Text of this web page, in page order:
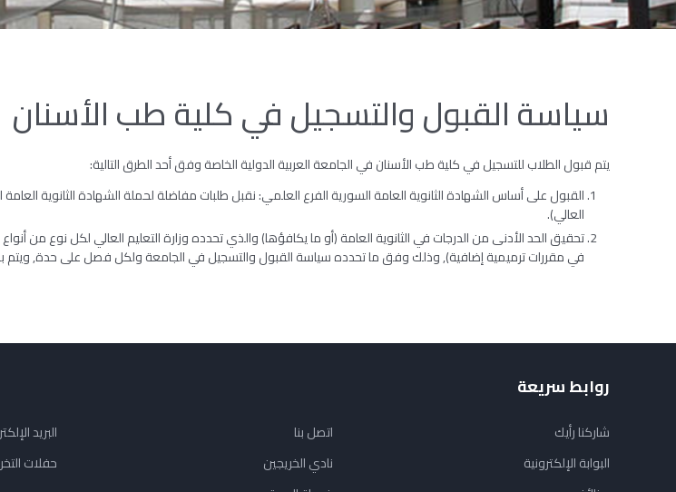
سياسة القبول والتسجيل في كلية طب الأسنان
يتم قبول الطلاب للتسجيل في كلية طب الأسنان في الجامعة العربية الدولية الخاصة وفق أحد الطرق التالية:
القبول على أساس الشهادة الثانوية العامة السورية الفرع العلمي: نقبل طلبات مفاضلة لحملة الشهادة الثانوية
العالي).
تحقيق الحد الأدنى من الدرجات في الثانوية العامة (أو ما يكافؤها) والذي تحدده وزارة التعليم العالي لكل نوع من
في مقررات ترميمية إضافية), وذلك وفق ما تحدده سياسة القبول والتسجيل في الجامعة ولكل فصل على حدة, ويتم
روابط سريعة
شاركنا رأيك
البوابة الإلكترونية
اتصل بنا
نادي الخريجين
البريد
حفلات